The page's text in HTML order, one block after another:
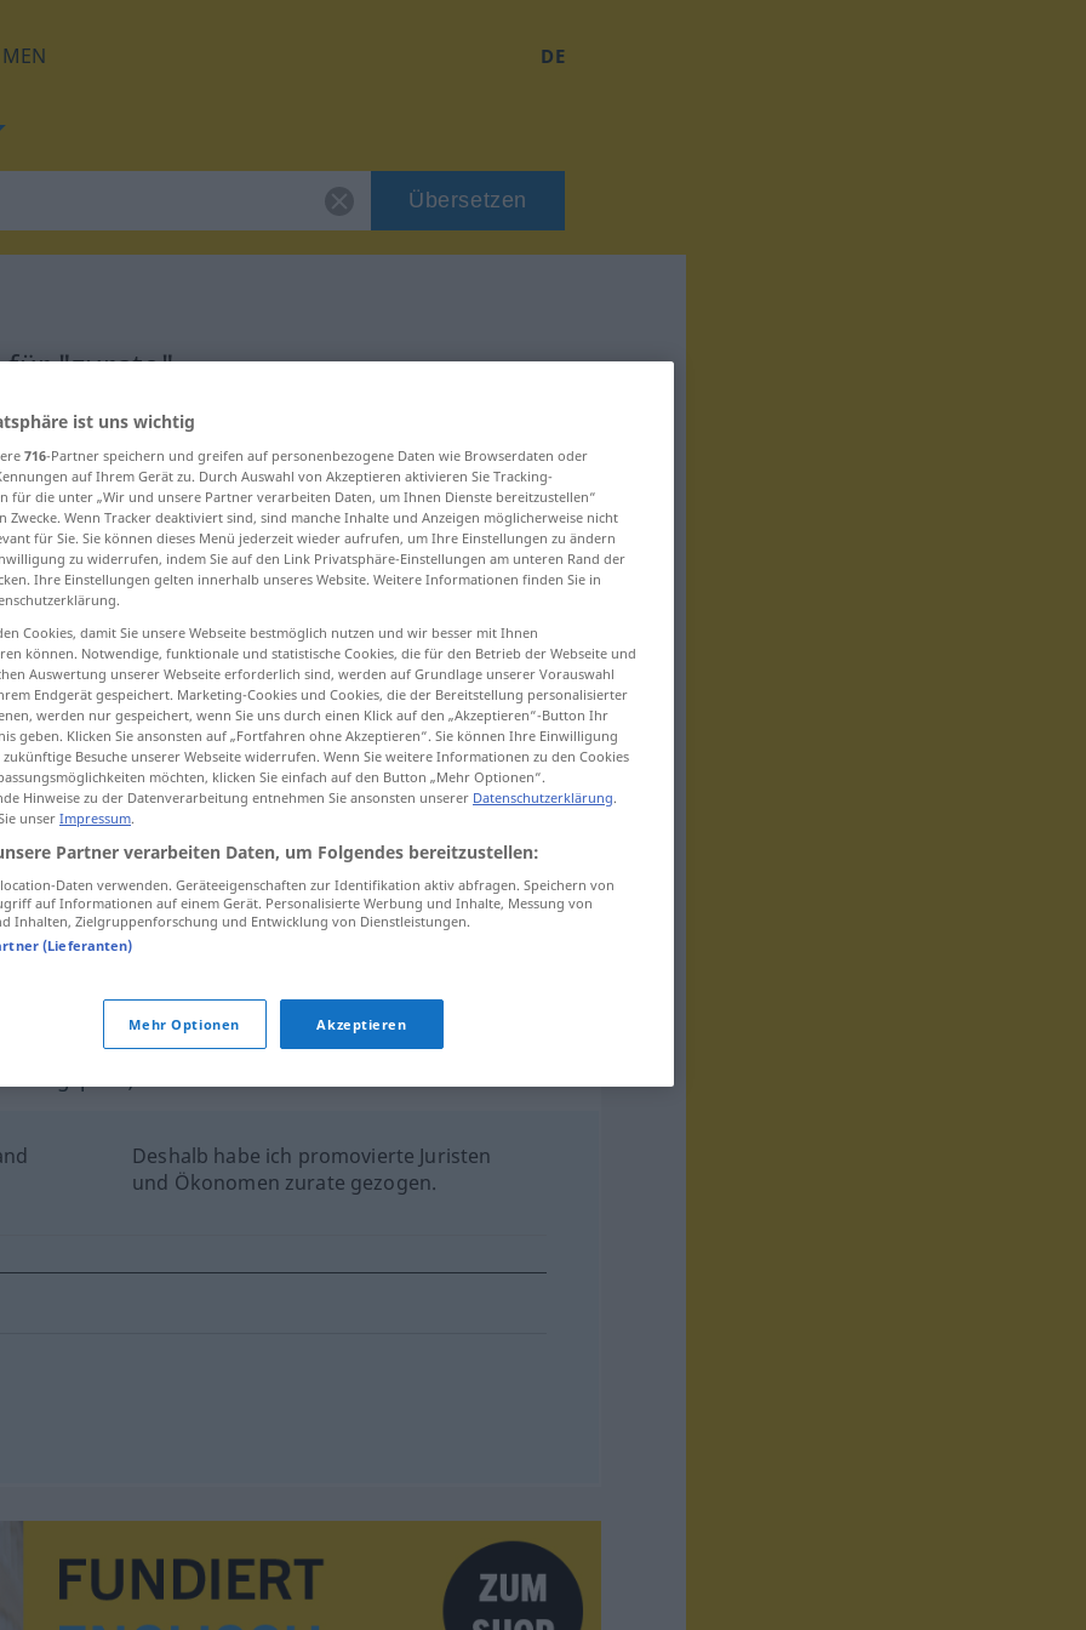
DE
Übersetzen
für "zurate"
to consult...
jemanden zurateziehen
etwaszurateziehen Buch, Landkarte
für "zurate"
geprüft)
Deshalb habe ich promovierte Juristen
und Ökonomen zurate gezogen.
ist uns wichtig
716-Partner speichern und greifen auf personenbezogene Daten wie Browserdaten oder
auf Ihrem Gerät zu. Durch Auswahl von Akzeptieren aktivieren Sie Tracking-
für die unter „Wir und unsere Partner verarbeiten Daten, um Ihnen Dienste bereitzustellen“
Zwecke. Wenn Tracker deaktiviert sind, sind manche Inhalte und Anzeigen möglicherweise nicht
für Sie. Sie können dieses Menü jederzeit wieder aufrufen, um Ihre Einstellungen zu ändern
zu widerrufen, indem Sie auf den Link Privatsphäre-Einstellungen am unteren Rand der
Ihre Einstellungen gelten innerhalb unseres Website. Weitere Informationen finden Sie in
Cookies, damit Sie unsere Webseite bestmöglich nutzen und wir besser mit Ihnen
können. Notwendige, funktionale und statistische Cookies, die für den Betrieb der Webseite und
Auswertung unserer Webseite erforderlich sind, werden auf Grundlage unserer Vorauswahl
Endgerät gespeichert. Marketing-Cookies und Cookies, die der Bereitstellung personalisierter
werden nur gespeichert, wenn Sie uns durch einen Klick auf den „Akzeptieren“-Button Ihr
geben. Klicken Sie ansonsten auf „Fortfahren ohne Akzeptieren“. Sie können Ihre Einwilligung
Besuche unserer Webseite widerrufen. Wenn Sie weitere Informationen zu den Cookies
möchten, klicken Sie einfach auf den Button „Mehr Optionen“.
Hinweise zu der Datenverarbeitung entnehmen Sie ansonsten unserer Datenschutzerklärung.
unser Impressum.
Partner verarbeiten Daten, um Folgendes bereitzustellen:
Daten verwenden. Geräteeigenschaften zur Identifikation aktiv abfragen. Speichern von
auf Informationen auf einem Gerät. Personalisierte Werbung und Inhalte, Messung von
Inhalten, Zielgruppenforschung und Entwicklung von Dienstleistungen.
(Lieferanten)
Mehr Optionen Akzeptieren